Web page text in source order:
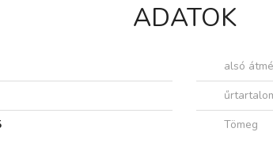
ADATOK
alsó
Tömeg